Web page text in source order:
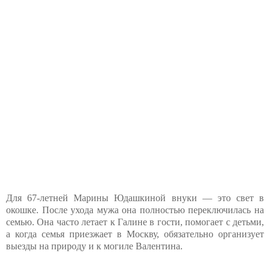
Для 67-летней Марины Юдашкиной внуки — это свет в
окошке. После ухода мужа она полностью переключилась на
семью. Она часто летает к Галине в гости, помогает с детьми,
а когда семья приезжает в Москву, обязательно организует
выезды на природу и к могиле Валентина.